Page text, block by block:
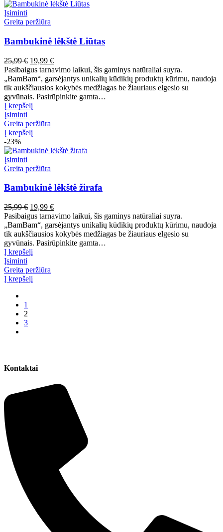
Įsiminti
Greita peržiūra
Bambukinė lėkštė Liūtas
25,99€ Pradinė
kaina
buvo:
25,99 €.
19,99 €Dabartinė
kaina
yra:
19,99 €.
Pasibaigus tarnavimo laikui, šis gaminys natūraliai suyra.
„BamBam“, garsėjantys unikalių kūdikių produktų kūrimu, naudoja
tik aukščiausios kokybės medžiagas be žiauriaus elgesio su
gyvūnais. Pasirūpinkite gamta…
Į krepšelį
Įsiminti
Greita peržiūra
Į krepšelį
-23%
Įsiminti
Greita peržiūra
Bambukinė lėkštė žirafa
25,99€ Pradinė
kaina
buvo:
25,99 €.
19,99 €Dabartinė
kaina
yra:
19,99 €.
Pasibaigus tarnavimo laikui, šis gaminys natūraliai suyra.
„BamBam“, garsėjantys unikalių kūdikių produktų kūrimu, naudoja
tik aukščiausios kokybės medžiagas be žiauriaus elgesio su
gyvūnais. Pasirūpinkite gamta…
Į krepšelį
Įsiminti
Greita peržiūra
Į krepšelį
1
2
3
Kontaktai